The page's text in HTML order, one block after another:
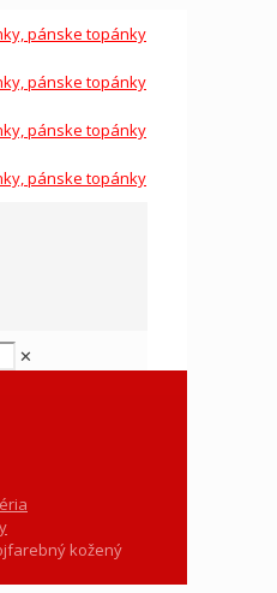
✕
kožený